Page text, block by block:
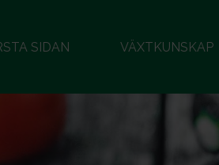
SIDAN VÄXTKUNSKAP